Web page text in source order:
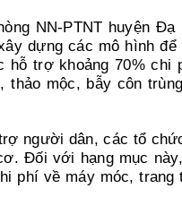
NN-PTNT huyện
dựng các mô hình
trợ khoảng 70% chi
mộc, bẫy côn
người dân, các tổ
Đối với hạng mục
phí về máy móc,